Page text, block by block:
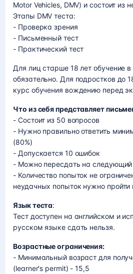
Motor Vehicles, DMV) и состоит из
Этапы DMV теста:
- Проверка зрения
- Письменный тест
- Практический тест
Для лиц старше 18 лет обучение
обязательно. Для подростков до
курс обучения вождению перед
Что из себя представляет
- Состоит из 50 вопросов
- Нужно правильно ответить
(80%)
- Допускается 10 ошибок
- Можно пересдать на следующий
- Количество попыток не
неудачных попыток нужно пройти
Язык теста:
Тест доступен на английском и
русском языке сдать нельзя.
Возрастные ограничения:
- Минимальный возраст для
(learner's permit) - 15,5